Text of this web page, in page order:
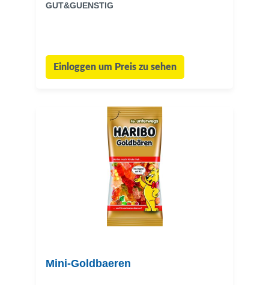
GUT&GUENSTIG
Einloggen um Preis zu sehen
Mini-Goldbaeren